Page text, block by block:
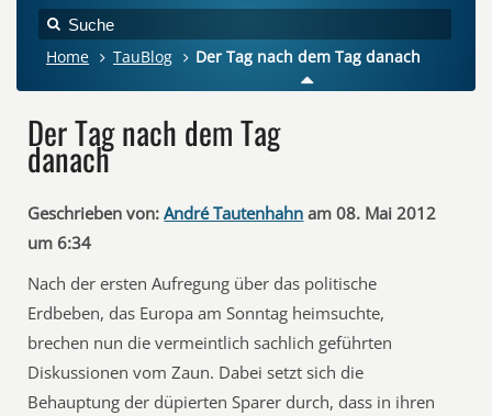
Home TauBlog Der Tag nach dem Tag danach
Der Tag nach dem Tag
danach
Geschrieben von: André Tautenhahn am 08. Mai 2012
um 6:34
Nach der ersten Aufregung über das politische
Erdbeben, das Europa am Sonntag heimsuchte,
brechen nun die vermeintlich sachlich geführten
Diskussionen vom Zaun. Dabei setzt sich die
Behauptung der düpierten Sparer durch, dass in ihren